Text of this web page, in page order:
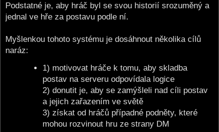
Podstatné je, aby hráč byl se svou historií srozuměný a
jednal ve hře za postavu podle ní.
Myšlenkou tohoto systému je dosáhnout několika cílů
naráz:
1) motivovat hráče k tomu, aby skladba
postav na serveru odpovídala logice
2) donutit je, aby se zamýšleli nad cíli postav
a jejich zařazením ve světě
3) získat od hráčů případné podněty, které
mohou rozvinout hru ze strany DM